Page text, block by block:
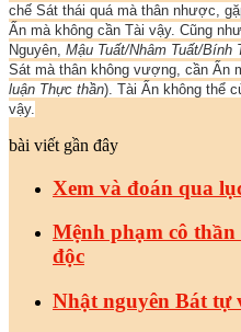
chế Sát thái quá mà thân nhược,
Ấn mà không cần Tài vậy. Cũng
Nguyên, Mậu Tuất/Nhâm Tuất/Bính
Sát mà thân không vượng, cần Ấn
luận Thực thần). Tài Ấn không thể
vậy.
bài viết gần đây
Xem và đoán qua
Mệnh phạm cô
độc
Nhật nguyên Bát tự